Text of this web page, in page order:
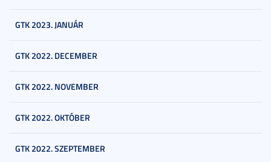
GTK 2023. JANUÁR
GTK 2022. DECEMBER
GTK 2022. NOVEMBER
GTK 2022. OKTÓBER
GTK 2022. SZEPTEMBER